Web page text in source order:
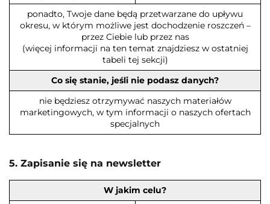
ponadto, Twoje dane będą przetwarzane do upływu
okresu, w którym możliwe jest dochodzenie roszczeń –
przez Ciebie lub przez nas
(więcej informacji na ten temat znajdziesz w ostatniej
tabeli tej sekcji)
Co się stanie, jeśli nie podasz danych?
nie będziesz otrzymywać naszych materiałów
marketingowych, w tym informacji o naszych ofertach
specjalnych
5. Zapisanie się na newsletter
W jakim celu?